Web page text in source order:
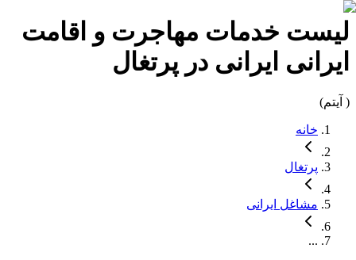
لیست خدمات مهاجرت و اقامت
ایرانی ایرانی در پرتغال
( آیتم)
خانه
پرتغال
مشاغل ایرانی
...